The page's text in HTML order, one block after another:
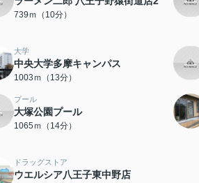
739ｍ（10分）
大学
中央大学多摩キャンパス
1003ｍ（13分）
プール
大塚公園プール
1065ｍ（14分）
ドラッグストア
ウエルシア八王子東中野店